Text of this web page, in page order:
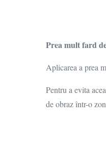
Prea mult fard
Aplicarea a prea
Pentru a evita
de obraz într-o